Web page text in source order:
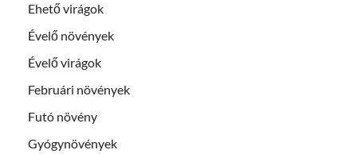
Ehető virágok
Évelő növények
Évelő virágok
Februári növények
Futó növény
Gyógynövények